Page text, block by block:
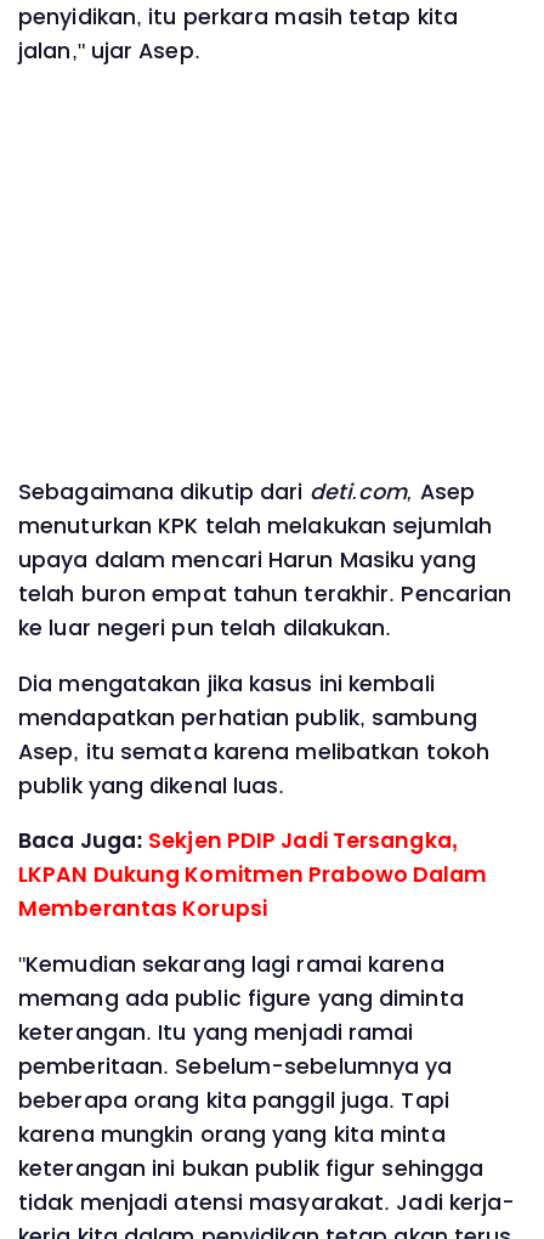
penyidikan, itu perkara masih tetap kita
jalan," ujar Asep.
Sebagaimana dikutip dari deti.com, Asep
menuturkan KPK telah melakukan sejumlah
upaya dalam mencari Harun Masiku yang
telah buron empat tahun terakhir. Pencarian
ke luar negeri pun telah dilakukan.
Dia mengatakan jika kasus ini kembali
mendapatkan perhatian publik, sambung
Asep, itu semata karena melibatkan tokoh
publik yang dikenal luas.
Baca Juga: Sekjen PDIP Jadi Tersangka,
LKPAN Dukung Komitmen Prabowo Dalam
Memberantas Korupsi
"Kemudian sekarang lagi ramai karena
memang ada public figure yang diminta
keterangan. Itu yang menjadi ramai
pemberitaan. Sebelum-sebelumnya ya
beberapa orang kita panggil juga. Tapi
karena mungkin orang yang kita minta
keterangan ini bukan publik figur sehingga
tidak menjadi atensi masyarakat. Jadi kerja-